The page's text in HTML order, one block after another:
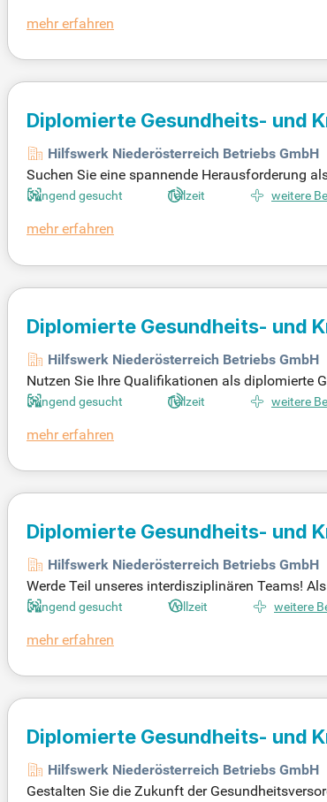
mehr erfahren
Diplomierte Gesundheits- und
Hilfswerk Niederösterreich Betriebs GmbH
Suchen Sie eine spannende Herausforderung
en Team, setzen Sie Pflegestandards um und
Dringend gesucht Teilzeit weitere
mehr erfahren
Diplomierte Gesundheits- und
Hilfswerk Niederösterreich Betriebs GmbH
Nutzen Sie Ihre Qualifikationen als diplomierte
ren Team, setzen Sie Pflegestandards um und
Dringend gesucht Teilzeit weitere
mehr erfahren
Diplomierte Gesundheits- und
Hilfswerk Niederösterreich Betriebs GmbH
Werde Teil unseres interdisziplinären Teams!
st Bedürfnisse, erstellst Diagnosen und planst
Dringend gesucht Vollzeit weitere
mehr erfahren
Diplomierte Gesundheits- und
Hilfswerk Niederösterreich Betriebs GmbH
Gestalten Sie die Zukunft der